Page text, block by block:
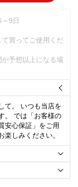
9日
買ってご使用くだ
予想以上になる場

て。 いつも当店を
。 では「お客様の
安心保証」をご用
しみください。

